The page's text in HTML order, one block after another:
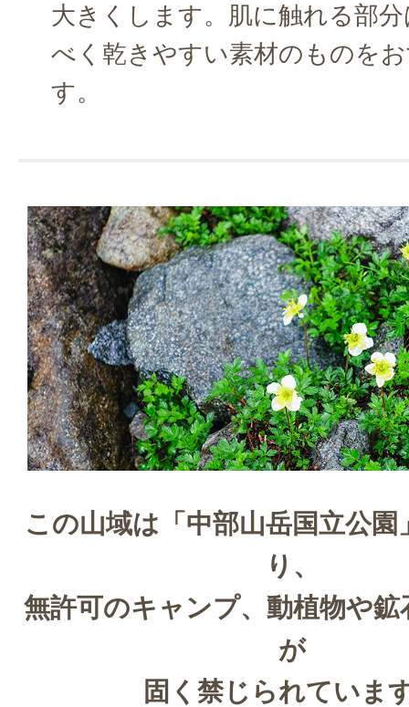
大きくします。肌に触れる部
べく乾きやすい素材のものを
す。
この山域は「中部山岳国立公
り、
無許可のキャンプ、動植物や鉱
が
固く禁じられていま